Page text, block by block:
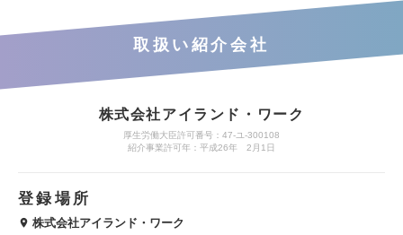
取扱い紹介会社
株式会社アイランド・ワーク
厚生労働大臣許可番号：47-ユ-300108
紹介事業許可年：平成26年 2月1日
登録場所
株式会社アイランド・ワーク